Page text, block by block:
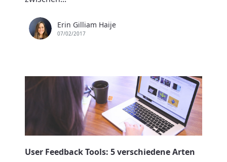
Erin Gilliam Haije
07/02/2017
User Feedback Tools: 5 verschiedene Arten